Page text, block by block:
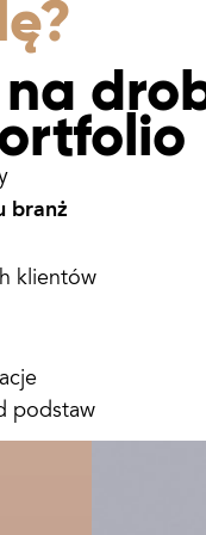
branż
klientów
podstaw